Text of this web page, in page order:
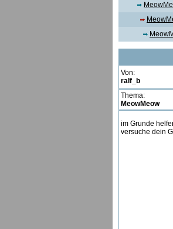
Von:
ralf_b
Thema:
MeowMeow
im Grunde
versuche dein